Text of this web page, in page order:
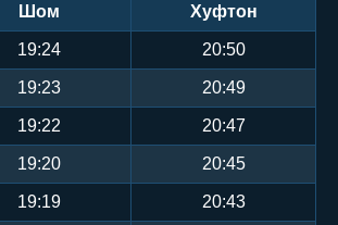
Шом Хуфтон
19:24 20:50
19:23 20:49
19:22 20:47
19:20 20:45
19:19 20:43